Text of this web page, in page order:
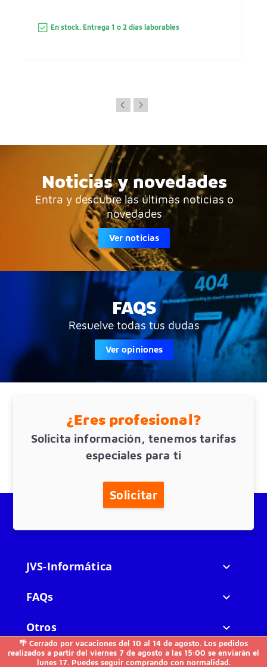
🌴 Cerrado por vacaciones del 10 al 14 de agosto. Los pedidos
realizados a partir del viernes 7 de agosto a las 15:00 se enviarán el
lunes 17. Puedes seguir comprando con normalidad.
En stock. Entrega 1 o 2 días laborables
Noticias y novedades
Entra y descubre las últimas noticias o
novedades
Ver noticias
FAQS
Resuelve todas tus dudas
Ver opiniones
¿Eres profesional?
Solicita información, tenemos tarifas
especiales para ti
Solicitar
JVS-Informática 
FAQs 
Otros 
Contacto